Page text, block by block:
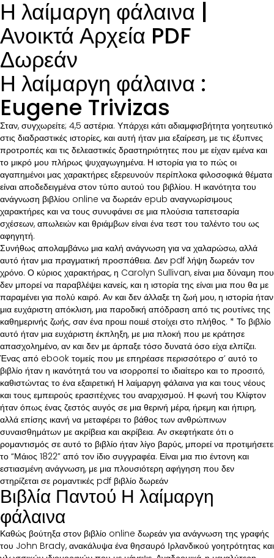
Η λαίμαργη φάλαινα |
Ανοικτά Αρχεία PDF
Δωρεάν
Η λαίμαργη φάλαινα :
Eugene Trivizas
Σταν, συγχωρείτε; 4,5 αστέρια. Υπάρχει κάτι αδιαμφισβήτητα γοητευτικό
στις διαδραστικές ιστορίες, και αυτή ήταν μια εξαίρεση, με τις έξυπνες
προτροπές και τις δελεαστικές δραστηριότητες που με είχαν εμένα και
το μικρό μου πλήρως ψυχαγωγημένα. Η ιστορία για το πώς οι
αγαπημένοι μας χαρακτήρες εξερευνούν περίπλοκα φιλοσοφικά θέματα
είναι αποδεδειγμένα στον τύπο αυτού του βιβλίου. Η ικανότητα του
ανάγνωση βιβλίου online να δωρεάν epub αναγνωρίσιμους
χαρακτήρες και να τους συνυφάνει σε μια πλούσια ταπετσαρία
σχέσεων, απωλειών και θριάμβων είναι ένα τεστ του ταλέντο του ως
αφηγητή.
Συνήθως απολαμβάνω μια καλή ανάγνωση για να χαλαρώσω, αλλά
αυτό ήταν μια πραγματική προσπάθεια. Δεν pdf λήψη δωρεάν τον
χρόνο. Ο κύριος χαρακτήρας, η Carolyn Sullivan, είναι μια δύναμη που
δεν μπορεί να παραβλέψει κανείς, και η ιστορία της είναι μια που θα με
παραμένει για πολύ καιρό. Αν και δεν άλλαξε τη ζωή μου, η ιστορία ήταν
μια ευχάριστη απόκλιση, μια παροδική απόδραση από τις ρουτίνες της
καθημερινής ζωής, σαν ένα прош пошέ στοίχει στο πλήθος. * Το βιβλίο
αυτό ήταν μια ευχάριστη έκπληξη, με μια πλοκή που με κράτησε
απασχολημένο, αν και δεν με άρπαξε τόσο δυνατά όσο είχα ελπίζει.
Ένας από ebook τομείς που με επηρέασε περισσότερο σ’ αυτό το
βιβλίο ήταν η ικανότητά του να ισορροπεί το ιδιαίτερο και το προσιτό,
καθιστώντας το ένα εξαιρετική Η λαίμαργη φάλαινα για και τους νέους
και τους εμπειρούς ερασιτέχνες του αναρχισμού. Η φωνή του Κλίφτον
ήταν όπως ένας ζεστός αυγός σε μια θερινή μέρα, ήρεμη και ήπιρη,
αλλά επίσης ικανή να μεταφέρει το βάθος των ανθρώπινων
συναισθημάτων με ακρίβεια και ακρίβεια. Αν σκεφτήκατε ότι ο
ρομαντισμός σε αυτό το βιβλίο ήταν λίγο βαρύς, μπορεί να προτιμήσετε
το “Μάιος 1822” από τον ίδιο συγγραφέα. Είναι μια πιο έντονη και
εστιασμένη ανάγνωση, με μια πλουσιότερη αφήγηση που δεν
στηρίζεται σε ρομαντικές pdf βιβλίο δωρεάν
Βιβλία Παντού Η λαίμαργη
φάλαινα
Καθώς βούτηξα στον βιβλίο online δωρεάν για ανάγνωση της γραφής
του John Brady, ανακάλυψα ένα θησαυρό Ιρλανδικού γοητρότητας και